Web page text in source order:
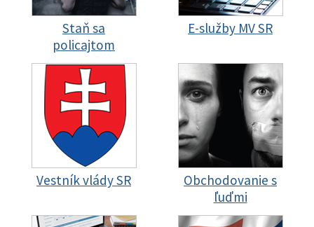
Staň sa
policajtom
E-služby MV SR
Vestník vlády SR
Obchodovanie s
ľuďmi